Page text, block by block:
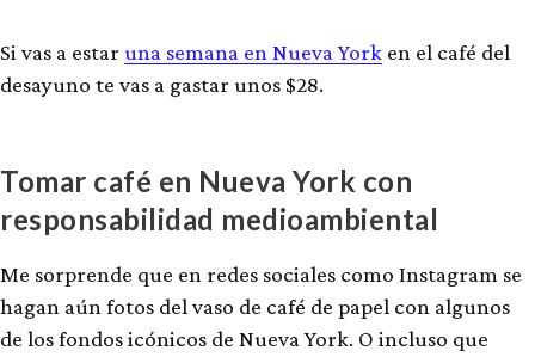
Si vas a estaruna semana en Nueva York en el café del
desayuno te vas a gastar unos $28.
Tomar café en Nueva York con
responsabilidad medioambiental
Me sorprende que en redes sociales como Instagram se
hagan aún fotos del vaso de café de papel con algunos
de los fondos icónicos de Nueva York. O incluso que